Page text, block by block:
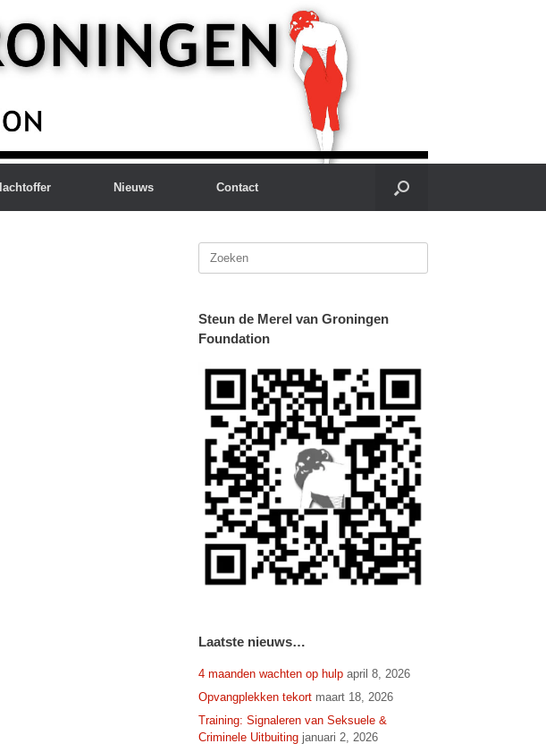
Nieuws Contact
Zoeken
Steun de Merel van Groningen
Foundation
Laatste nieuws…
4 maanden wachten op hulp april 8, 2026
Opvangplekken tekort maart 18, 2026
Training: Signaleren van Seksuele &
Criminele Uitbuiting januari 2, 2026